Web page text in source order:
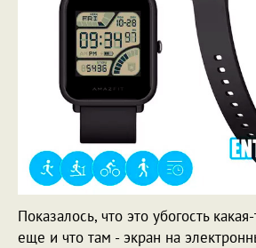
Показалось, что это убогость
еще и что там - экран на